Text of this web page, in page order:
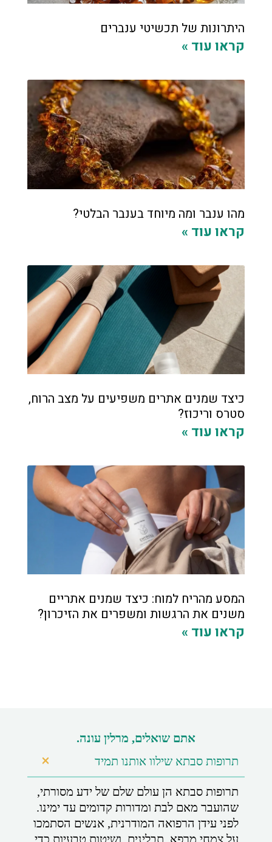
היתרונות של תכשיטי ענברים
קראו עוד »
מהו ענבר ומה מיוחד בענבר הבלטי?
קראו עוד »
כיצד שמנים אתרים משפיעים על מצב הרוח,
סטרס וריכוז?
קראו עוד »
המסע מהריח למוח: כיצד שמנים אתריים
משנים את הרגשות ומשפרים את הזיכרון?
קראו עוד »
אתם שואלים, מרלין עונה.
תרופות סבתא שילוו אותנו תמיד
תרופות סבתא הן עולם שלם של ידע מסורתי,
שהועבר מאם לבת ומדורות קדומים עד ימינו.
לפני עידן הרפואה המודרנית, אנשים הסתמכו
על צמחי מרפא, תבלינים, ושיטות טבעיות כדי